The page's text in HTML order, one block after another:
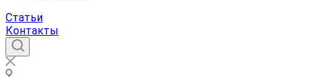
Статьи
Контакты